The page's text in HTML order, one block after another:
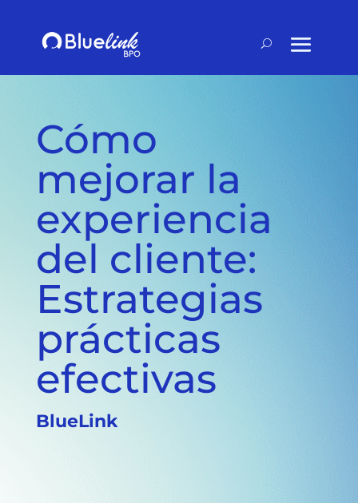
Cómo
mejorar la
experiencia
del cliente:
Estrategias
prácticas
efectivas
BlueLink